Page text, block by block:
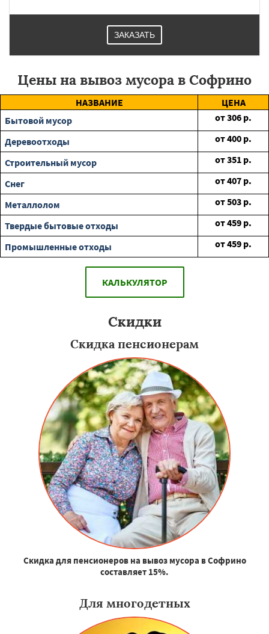
ЗАКАЗАТЬ
Цены на вывоз мусора в Софрино
НАЗВАНИЕ
ЦЕНА
Бытовой мусор
от306 р.
Деревоотходы
от400 р.
Строительный мусор
от351 р.
Снег
от407 р.
Металлолом
от503 р.
Твердые бытовые отходы
от459 р.
Промышленные отходы
от459 р.
КАЛЬКУЛЯТОР
Скидки
Скидка пенсионерам
Скидка для пенсионеров на вывоз мусора в Софрино
составляет 15%.
Для многодетных